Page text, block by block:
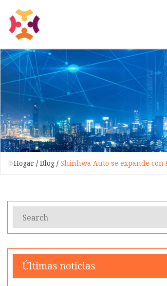
Hogar / Blog / Shinhwa Auto se expande con
Últimas noticias